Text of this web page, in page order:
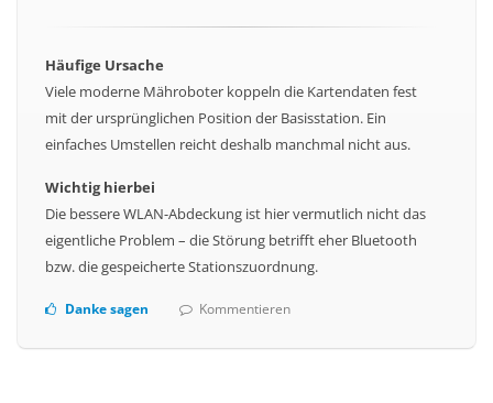
Häufige Ursache
Viele moderne Mähroboter koppeln die Kartendaten fest
mit der ursprünglichen Position der Basisstation. Ein
einfaches Umstellen reicht deshalb manchmal nicht aus.
Wichtig hierbei
Die bessere WLAN-Abdeckung ist hier vermutlich nicht das
eigentliche Problem – die Störung betrifft eher Bluetooth
bzw. die gespeicherte Stationszuordnung.
Danke sagen Kommentieren